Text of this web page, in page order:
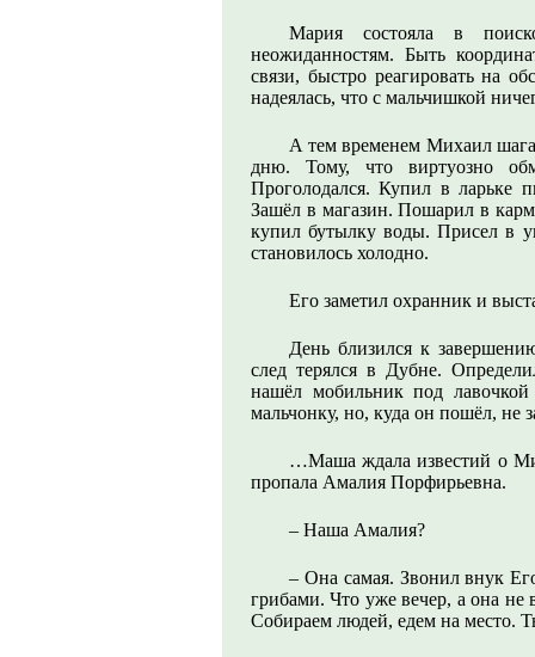
Мария состояла в
неожиданностям. Быть
связи, быстро реагировать на
надеялась, что с мальчишкой
А тем временем Михаил
дню. Тому, что виртуозно
Проголодался. Купил в ларьке
Зашёл в магазин. Пошарил в
купил бутылку воды. Присел в
становилось холодно.
Его заметил охранник и
День близился к
след терялся в Дубне.
нашёл мобильник под
мальчонку, но, куда он пошёл, не
…Маша ждала известий о
пропала Амалия Порфирьевна.
– Наша Амалия?
– Она самая. Звонил внук
грибами. Что уже вечер, а она не
Собираем людей, едем на место.